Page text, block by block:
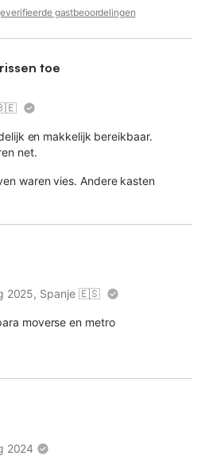
gastbeoordelingen
toe
en makkelijk bereikbaar.
net.
waren vies. Andere kasten
2025, Spanje 🇪🇸
moverse en metro
2024